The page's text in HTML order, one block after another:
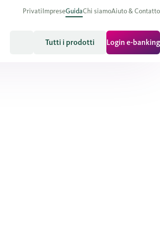
PrivatiImpreseGuidaChi siamoAiuto & Contatto
Tutti i prodotti Login e-banking